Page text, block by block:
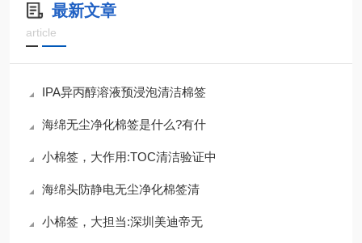
最新文章
article
IPA异丙醇溶液预浸泡清洁棉签
海绵无尘净化棉签是什么?有什
小棉签，大作用:TOC清洁验证中
海绵头防静电无尘净化棉签清
小棉签，大担当:深圳美迪帝无